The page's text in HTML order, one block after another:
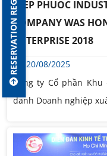
RESERVATION REGISTERHIEP PHUOC
COMPANY WAS
ENTERPRISE 2018
20/08/2025
Công ty Cổ phần
danh Doanh nghiệp